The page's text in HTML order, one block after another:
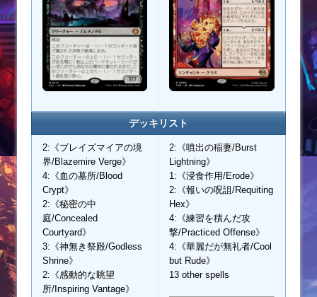
デッキリスト
2:《ブレイズマイアの境
界/Blazemire Verge》
4:《血の墓所/Blood
Crypt》
2:《秘密の中
庭/Concealed
Courtyard》
3:《神無き祭殿/Godless
Shrine》
2:《感動的な眺望
所/Inspiring Vantage》
2:《噴出の稲妻/Burst
Lightning》
1:《浸食作用/Erode》
2:《報いの呪詛/Requiting
Hex》
4:《練習を積んだ攻
撃/Practiced Offense》
4:《華麗だが無礼者/Cool
but Rude》
13 other spells